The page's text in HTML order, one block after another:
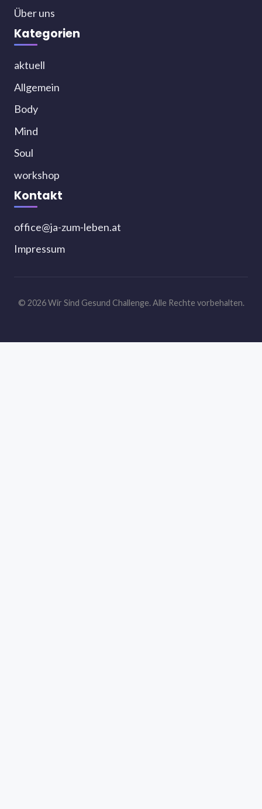
Über uns
Kategorien
aktuell
Allgemein
Body
Mind
Soul
workshop
Kontakt
office@ja-zum-leben.at
Impressum
© 2026 Wir Sind Gesund Challenge. Alle Rechte vorbehalten.